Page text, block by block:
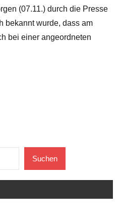
(07.11.) durch die Presse
bekannt wurde, dass am
bei einer angeordneten
Suchen